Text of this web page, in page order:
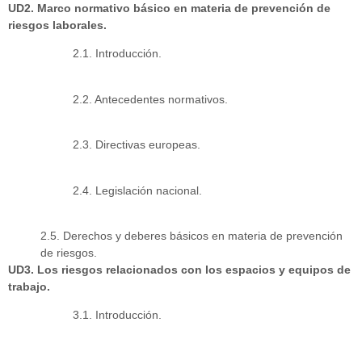
UD2. Marco normativo básico en materia de prevención de
riesgos laborales.
2.1. Introducción.
2.2. Antecedentes normativos.
2.3. Directivas europeas.
2.4. Legislación nacional.
2.5. Derechos y deberes básicos en materia de prevención
de riesgos.
UD3. Los riesgos relacionados con los espacios y equipos de
trabajo.
3.1. Introducción.